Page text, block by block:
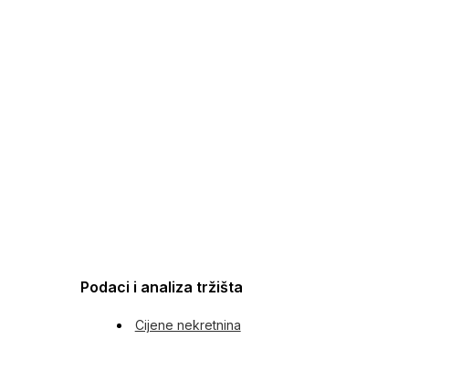
Podaci i analiza tržišta
Cijene nekretnina